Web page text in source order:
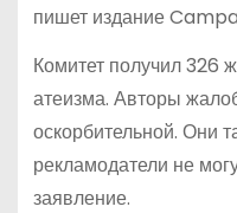
пишет издание
Комитет получил 326
атеизма. Авторы
оскорбительной. Они
рекламодатели не
заявление.